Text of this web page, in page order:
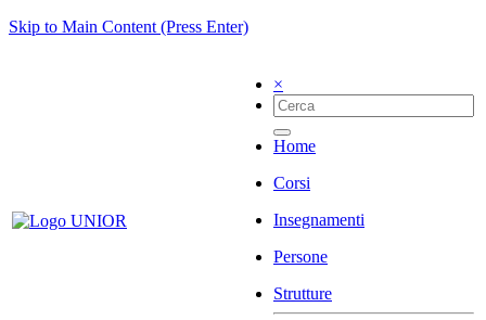
Skip to Main Content (Press Enter)
×
Home
Corsi
Insegnamenti
Persone
Strutture